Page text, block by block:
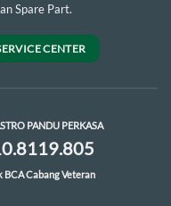
Spare Part.
CENTER
PANDU PERKASA
BCA Cabang Veteran